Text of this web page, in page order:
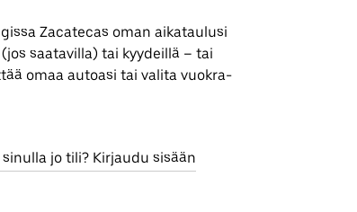
Zacatecas oman aikataulusi
saatavilla) tai kyydeillä – tai
omaa autoasi tai valita vuokra-
sinulla jo tili? Kirjaudu sisään